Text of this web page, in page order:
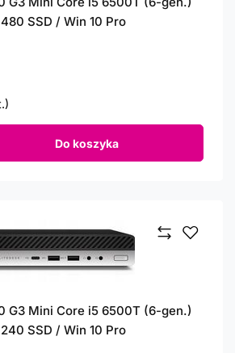
SSD / Win 10 Pro
Do koszyka
G3 Mini Core i5 6500T (6-gen.)
SSD / Win 10 Pro